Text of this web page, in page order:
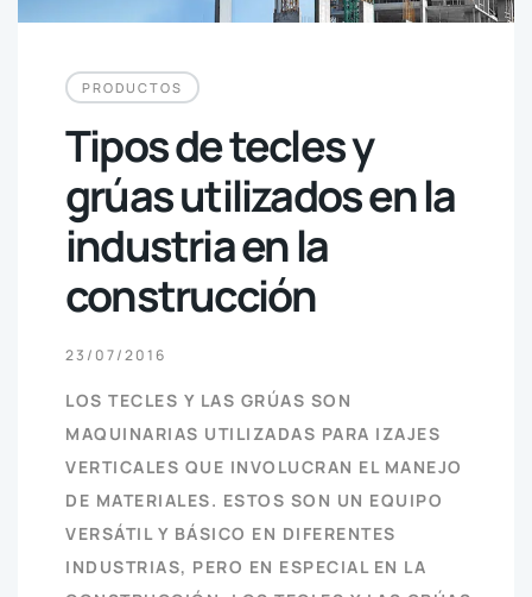
PRODUCTOS
Tipos de tecles y
grúas utilizados en la
industria en la
construcción
23/07/2016
LOS TECLES Y LAS GRÚAS SON
MAQUINARIAS UTILIZADAS PARA IZAJES
VERTICALES QUE INVOLUCRAN EL MANEJO
DE MATERIALES. ESTOS SON UN EQUIPO
VERSÁTIL Y BÁSICO EN DIFERENTES
INDUSTRIAS, PERO EN ESPECIAL EN LA